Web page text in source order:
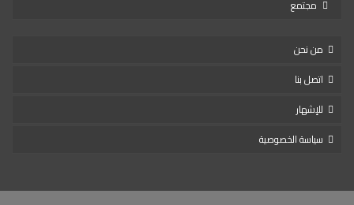
مجتمع
من نحن
اتصل بنا
للإشهار
سياسة الخصوصية